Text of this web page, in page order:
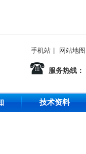
手机站 网站地图
服务热线：
技术资料